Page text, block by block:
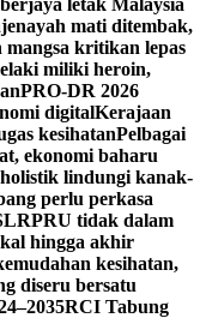
letak Malaysia
mati ditembak,
mangsa kritikan lepas
miliki heroin,
PRO-DR 2026
digitalKerajaan
kesihatanPelbagai
ekonomi baharu
lindungi kanak-
perlu perkasa
PRU tidak dalam
hingga akhir
kesihatan,
diseru bersatu
RCI Tabung